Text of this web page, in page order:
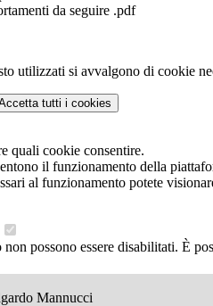
da seguire .pdf
utilizzati si avvalgono di cookie
tutti i cookies
quali cookie consentire.
il funzionamento della
al funzionamento potete
possono essere disabilitati. È
Mannucci